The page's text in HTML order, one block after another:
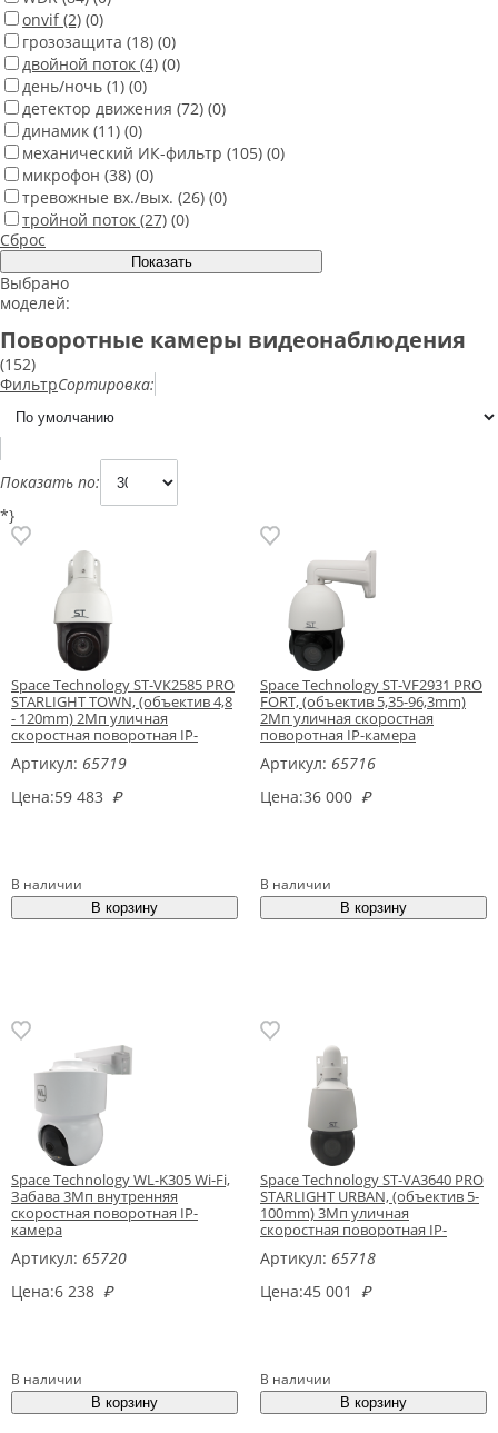
onvif (2) (0)
грозозащита (18) (0)
двойной поток (4) (0)
день/ночь (1) (0)
детектор движения (72) (0)
динамик (11) (0)
механический ИК-фильтр (105) (0)
микрофон (38) (0)
тревожные вх./вых. (26) (0)
тройной поток (27) (0)
Сброс
Выбрано
моделей:
Поворотные камеры видеонаблюдения
(152)
ФильтрСортировка:
Показать по:
*}
Space Technology ST-VK2585 PRO
STARLIGHT TOWN, (объектив 4,8
- 120mm) 2Мп уличная
скоростная поворотная IP-
Артикул: 65719
Цена:59 483 ₽
В наличии
Space Technology ST-VF2931 PRO
FORT, (объектив 5,35-96,3mm)
2Мп уличная скоростная
поворотная IP-камера
Артикул: 65716
Цена:36 000 ₽
В наличии
Space Technology WL-K305 Wi-Fi,
Забава 3Мп внутренняя
скоростная поворотная IP-
камера
Артикул: 65720
Цена:6 238 ₽
В наличии
Space Technology ST-VA3640 PRO
STARLIGHT URBAN, (объектив 5-
100mm) 3Мп уличная
скоростная поворотная IP-
Артикул: 65718
Цена:45 001 ₽
В наличии